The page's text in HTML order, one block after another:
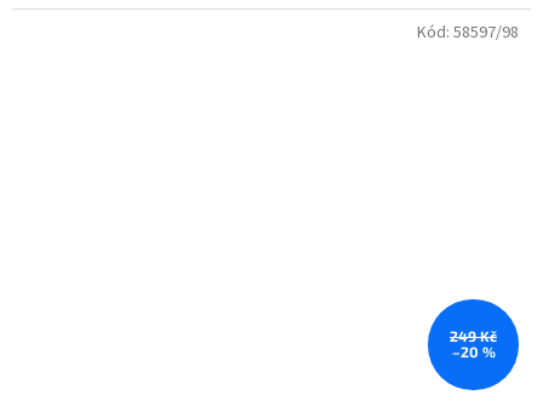
249 Kč
–20 %
Kód: 58597/98